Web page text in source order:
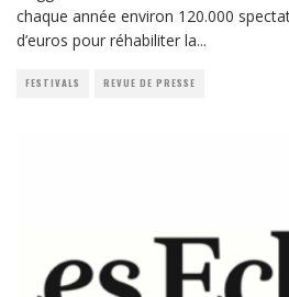
chaque année environ 120.000
d’euros pour réhabiliter la...
FESTIVALS REVUE DE PRESSE